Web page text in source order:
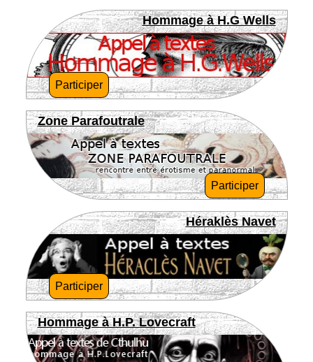
Hommage à H.G Wells
Participer
Zone Parafoutrale
Participer
Héraklès Navet
Participer
Hommage à H.P. Lovecraft